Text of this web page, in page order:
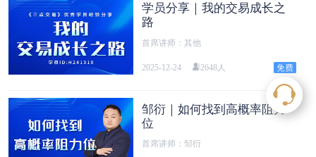
学员分享｜我的交易成长之
路
首席讲师：其他
2025-12-24 2648人
邹衍｜如何找到高概率阻力
位
首席讲师：邹衍